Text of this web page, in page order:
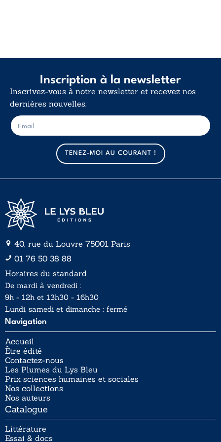
Inscription à la newsletter
Inscrivez-vous à notre newsletter et recevez nos
dernières nouvelles.
m
a
i
l
E
-
m
TENEZ-MOI AU COURANT !
40, rue du Louvre 75001 Paris
01 76 50 38 88
Horaires du standard
De mardi à vendredi :
9h - 12h et 13h30 - 16h30
Lundi, samedi et dimanche : fermé
Navigation
Accueil
Être édité
Contactez-nous
Les Plumes du Lys Bleu
Prix sciences humaines et sociales
Nos collections
Nos auteurs
Catalogue
Littérature
Essai & docs